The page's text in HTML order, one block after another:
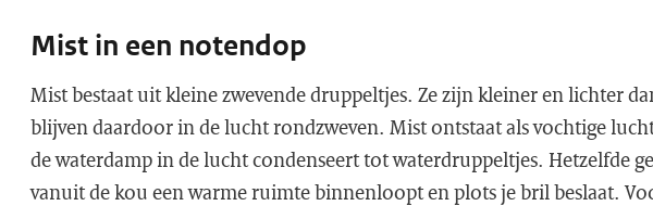
Mist in een notendop
Mist bestaat uit kleine zwevende druppeltjes. Ze zijn kleiner en lichter
blijven daardoor in de lucht rondzweven. Mist ontstaat als vochtige
de waterdamp in de lucht condenseert tot waterdruppeltjes. Hetzelfde
vanuit de kou een warme ruimte binnenloopt en plots je bril beslaat.